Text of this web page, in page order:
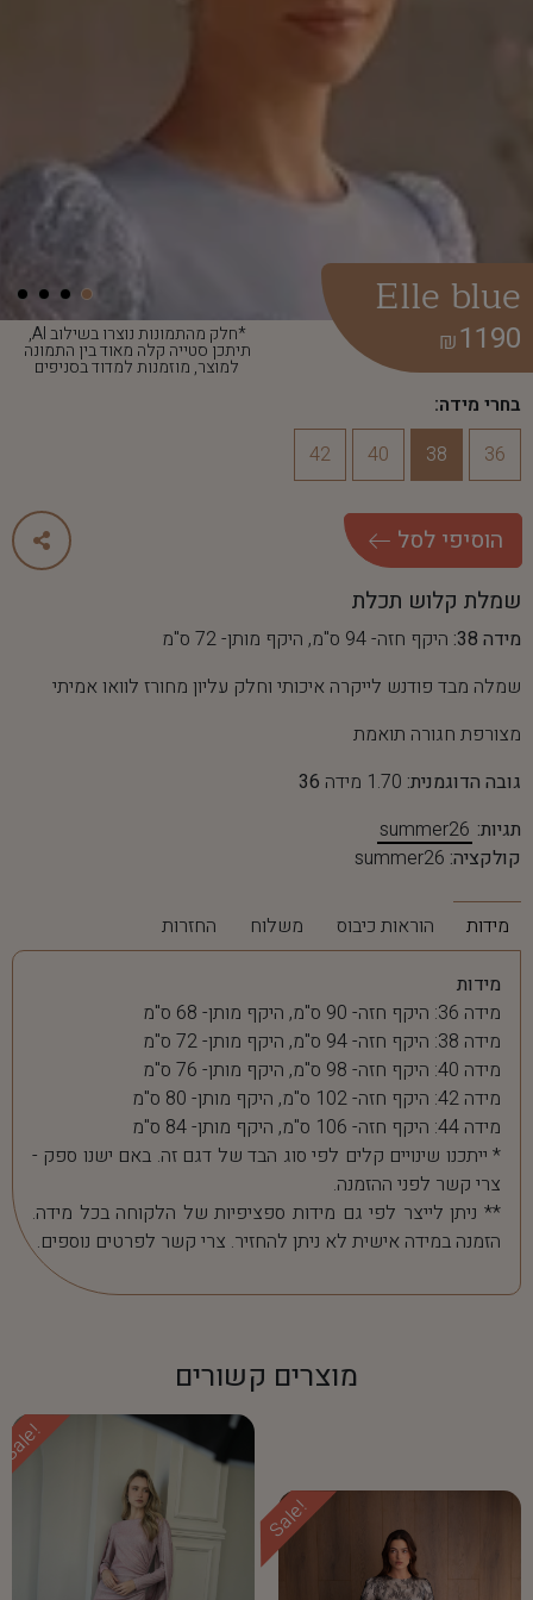
*חלק מהתמונות נוצרו בשילוב AI,
תיתכן סטייה קלה מאוד בין התמונה
למוצר, מוזמנות למדוד בסניפים
Elle blue
1190
₪
בחרי מידה:
36
38
40
42
הוסיפי לסל
שמלת קלוש תכלת
מידה 38:
היקף חזה- 94 ס"מ, היקף מותן- 72 ס"מ
שמלה מבד פודנש לייקרה איכותי וחלק עליון מחורז לוואו אמיתי
מצורפת חגורה תואמת
גובה הדוגמנית: 1.70 מידה
36
תגיות: summer26
קולקציה: summer26
מידות הוראות כיבוס משלוח החזרות
מידות
מידה 36: היקף חזה- 90 ס"מ, היקף מותן- 68 ס"מ
מידה 38: היקף חזה- 94 ס"מ, היקף מותן- 72 ס"מ
מידה 40: היקף חזה- 98 ס"מ, היקף מותן- 76 ס"מ
מידה 42: היקף חזה- 102 ס"מ, היקף מותן- 80 ס"מ
מידה 44: היקף חזה- 106 ס"מ, היקף מותן- 84 ס"מ
* ייתכנו שינויים קלים לפי סוג הבד של דגם זה. באם ישנו ספק -
צרי קשר לפני ההזמנה.
** ניתן לייצר לפי גם מידות ספציפיות של הלקוחה בכל מידה.
הזמנה במידה אישית לא ניתן להחזיר. צרי קשר לפרטים נוספים.
מוצרים קשורים
Sale!